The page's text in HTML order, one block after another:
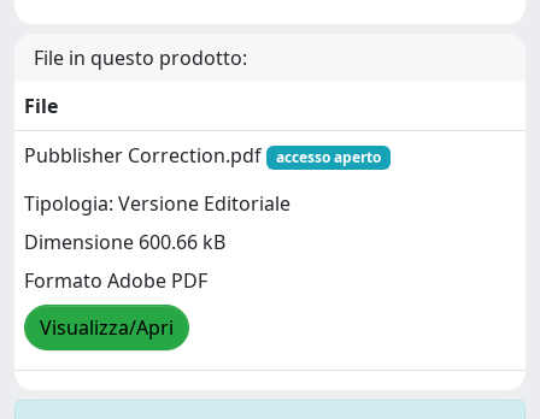
File in questo prodotto:
File
Pubblisher Correction.pdf
accesso aperto
Tipologia: Versione Editoriale
Dimensione 600.66 kB
Formato Adobe PDF
Visualizza/Apri